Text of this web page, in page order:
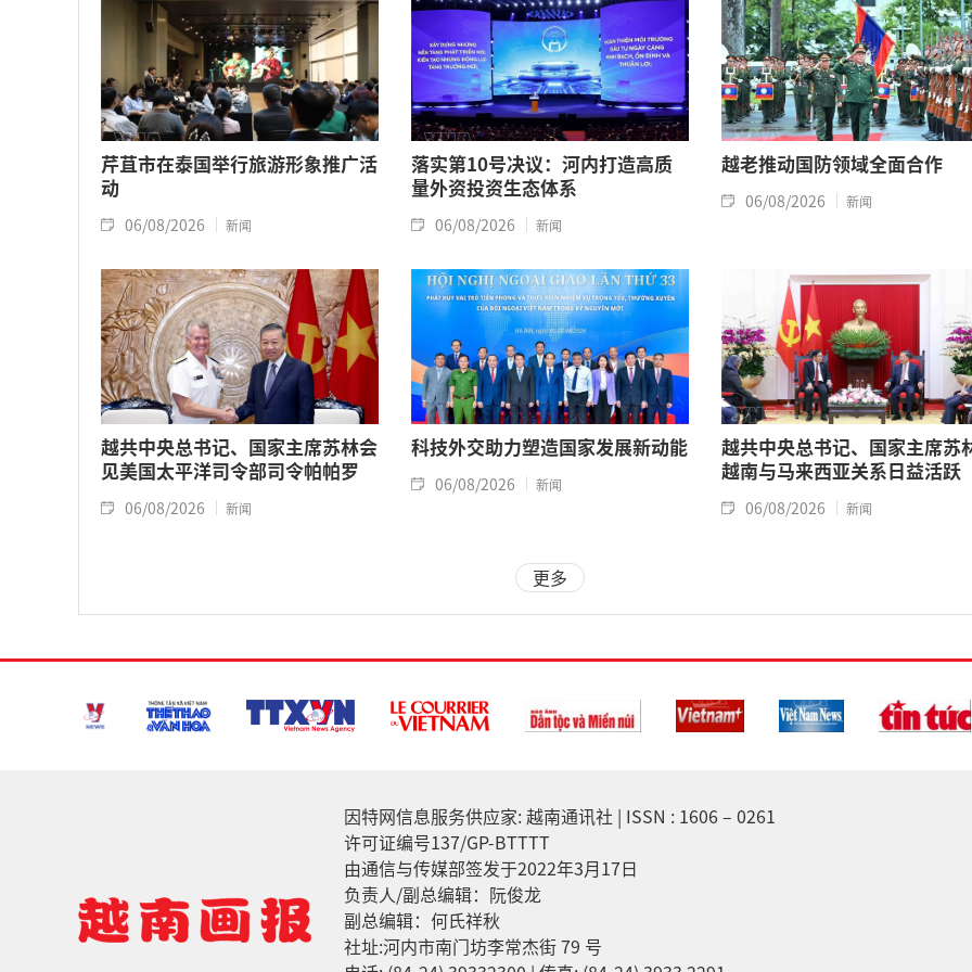
芹苴市在泰国举行旅游形象推广活
动
06/08/2026 新闻
落实第10号决议：河内打造高质
量外资投资生态体系
06/08/2026 新闻
越老推动国防领域全面合作
06/08/2026 新闻
越共中央总书记、国家主席苏林会
见美国太平洋司令部司令帕帕罗
06/08/2026 新闻
科技外交助力塑造国家发展新动能
06/08/2026 新闻
越共中央总书记、国家主席苏
越南与马来西亚关系日益活跃
06/08/2026 新闻
更多
因特网信息服务供应家: 越南通讯社 | ISSN : 1606 – 0261
许可证编号137/GP-BTTTT
由通信与传媒部签发于2022年3月17日
负责人/副总编辑：阮俊龙
副总编辑：何氏祥秋
社址:河内市南门坊李常杰街 79 号